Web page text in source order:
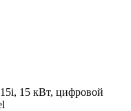
15 кВт, цифровой